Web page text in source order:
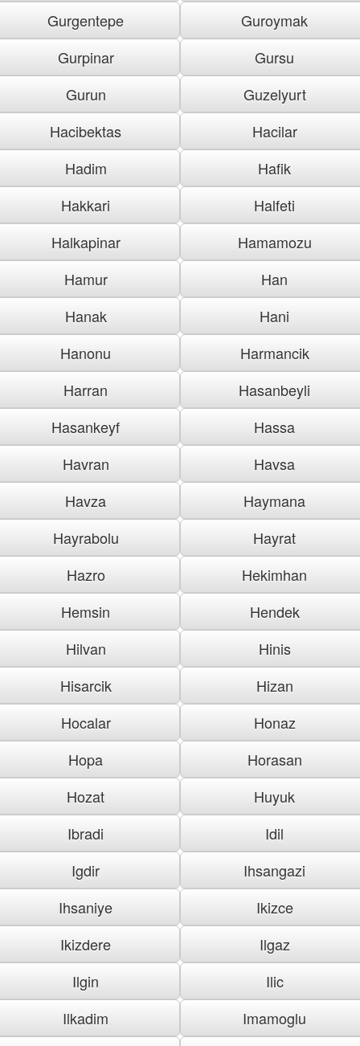
Gurgentepe
Guroymak
Gurpinar
Gursu
Gurun
Guzelyurt
Hacibektas
Hacilar
Hadim
Hafik
Hakkari
Halfeti
Halkapinar
Hamamozu
Hamur
Han
Hanak
Hani
Hanonu
Harmancik
Harran
Hasanbeyli
Hasankeyf
Hassa
Havran
Havsa
Havza
Haymana
Hayrabolu
Hayrat
Hazro
Hekimhan
Hemsin
Hendek
Hilvan
Hinis
Hisarcik
Hizan
Hocalar
Honaz
Hopa
Horasan
Hozat
Huyuk
Ibradi
Idil
Igdir
Ihsangazi
Ihsaniye
Ikizce
Ikizdere
Ilgaz
Ilgin
Ilic
Ilkadim
Imamoglu